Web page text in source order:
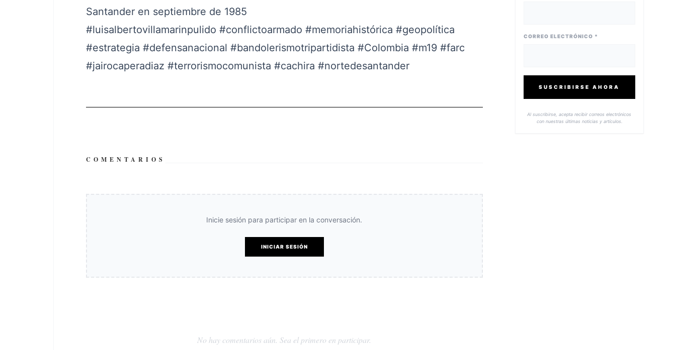
Santander en septiembre de 1985
#luisalbertovillamarinpulido #conflictoarmado #memoriahistórica #geopolítica
#estrategia #defensanacional #bandolerismotripartidista #Colombia #m19 #farc
#jairocaperadiaz #terrorismocomunista #cachira #nortedesantander
COMENTARIOS
Inicie sesión para participar en la conversación.
INICIAR SESIÓN
No hay comentarios aún. Sea el primero en participar.
CORREO ELECTRÓNICO *
SUSCRIBIRSE AHORA
Al suscribirse, acepta recibir correos electrónicos
con nuestras últimas noticias y artículos.